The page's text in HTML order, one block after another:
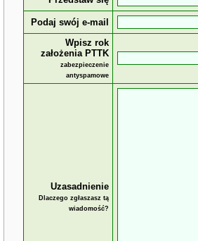
Podaj swój e-mail
Wpisz rok
założenia PTTK
zabezpieczenie
antyspamowe
Uzasadnienie
Dlaczego zgłaszasz tą
wiadomość?